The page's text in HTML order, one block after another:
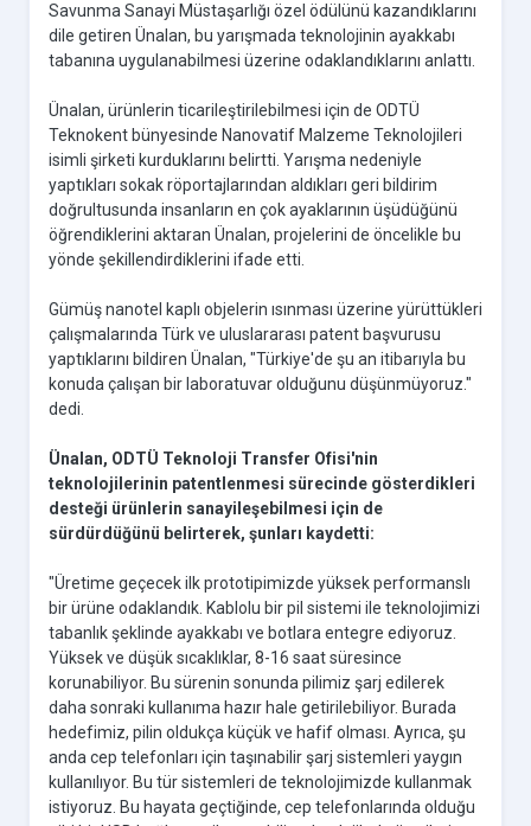
Savunma Sanayi Müstaşarlığı özel ödülünü kazandıklarını
dile getiren Ünalan, bu yarışmada teknolojinin ayakkabı
tabanına uygulanabilmesi üzerine odaklandıklarını anlattı.
Ünalan, ürünlerin ticarileştirilebilmesi için de ODTÜ
Teknokent bünyesinde Nanovatif Malzeme Teknolojileri
isimli şirketi kurduklarını belirtti. Yarışma nedeniyle
yaptıkları sokak röportajlarından aldıkları geri bildirim
doğrultusunda insanların en çok ayaklarının üşüdüğünü
öğrendiklerini aktaran Ünalan, projelerini de öncelikle bu
yönde şekillendirdiklerini ifade etti.
Gümüş nanotel kaplı objelerin ısınması üzerine yürüttükleri
çalışmalarında Türk ve uluslararası patent başvurusu
yaptıklarını bildiren Ünalan, "Türkiye'de şu an itibarıyla bu
konuda çalışan bir laboratuvar olduğunu düşünmüyoruz."
dedi.
Ünalan, ODTÜ Teknoloji Transfer Ofisi'nin
teknolojilerinin patentlenmesi sürecinde gösterdikleri
desteği ürünlerin sanayileşebilmesi için de
sürdürdüğünü belirterek, şunları kaydetti:
"Üretime geçecek ilk prototipimizde yüksek performanslı
bir ürüne odaklandık. Kablolu bir pil sistemi ile teknolojimizi
tabanlık şeklinde ayakkabı ve botlara entegre ediyoruz.
Yüksek ve düşük sıcaklıklar, 8-16 saat süresince
korunabiliyor. Bu sürenin sonunda pilimiz şarj edilerek
daha sonraki kullanıma hazır hale getirilebiliyor. Burada
hedefimiz, pilin oldukça küçük ve hafif olması. Ayrıca, şu
anda cep telefonları için taşınabilir şarj sistemleri yaygın
kullanılıyor. Bu tür sistemleri de teknolojimizde kullanmak
istiyoruz. Bu hayata geçtiğinde, cep telefonlarında olduğu